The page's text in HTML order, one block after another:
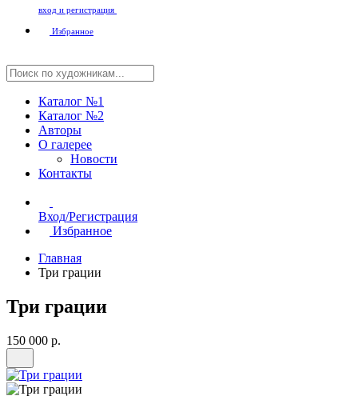
вход и регистрация
Избранное
Каталог №1
Каталог №2
Авторы
О галерее
Новости
Контакты
Вход/Регистрация
Избранное
Главная
Три грации
Три грации
150 000 р.